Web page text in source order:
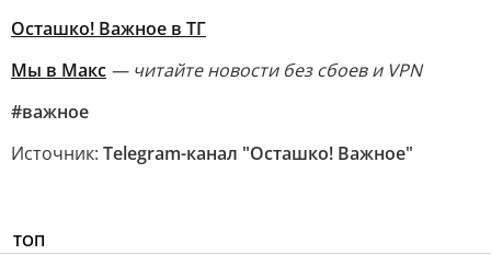
Осташко! Важное в ТГ
Мы в Макс — читайте новости без сбоев и VPN
#важное
Источник: Telegram-канал "Осташко! Важное"
ТОП